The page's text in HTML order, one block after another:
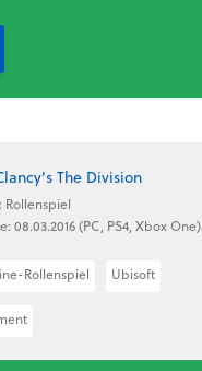
The Division
Rollenspiel
08.03.2016 (PC, PS4, Xbox One)
Rollenspiel Ubisoft